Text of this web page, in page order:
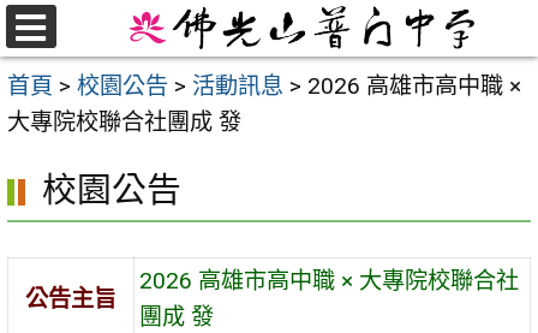
跳
至
主
要
首頁 > 校園公告 > 活動訊息 > 2026 高雄市高中職 ×
大專院校聯合社團成 發
校園公告
公告主旨
2026 高雄市高中職 × 大專院校聯合社
團成 發
選
單